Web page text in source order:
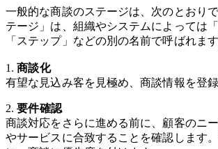
一般的な商談のステージは、次のとおり
テージ」は、組織やシステムによっては
「ステップ」などの別の名前で呼ばれま
1.商談化
有望な見込み客を見極め、商談情報を登録
2.要件確認
商談対応をさらに進める前に、顧客のニ
やサービスに合致することを確認します